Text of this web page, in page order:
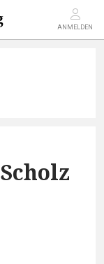
ANMELDEN